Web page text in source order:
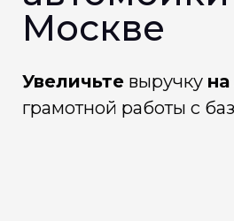
Москве
Увеличьте выручку на
грамотной работы с